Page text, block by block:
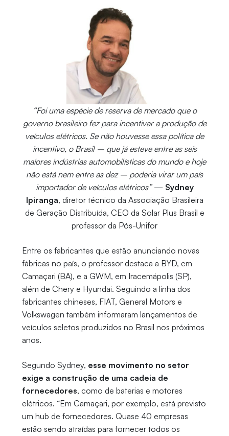
“Foi uma espécie de reserva de mercado que o
governo brasileiro fez para incentivar a produção de
veículos elétricos. Se não houvesse essa política de
incentivo, o Brasil – que já esteve entre as seis
maiores indústrias automobilísticas do mundo e hoje
não está nem entre as dez – poderia virar um país
importador de veículos elétricos”— Sydney
Ipiranga, diretor técnico da Associação Brasileira
de Geração Distribuída, CEO da Solar Plus Brasil e
professor da Pós-Unifor
Entre os fabricantes que estão anunciando novas
fábricas no país, o professor destaca a BYD, em
Camaçari (BA), e a GWM, em Iracemápolis (SP),
além de Chery e Hyundai. Seguindo a linha dos
fabricantes chineses, FIAT, General Motors e
Volkswagen também informaram lançamentos de
veículos seletos produzidos no Brasil nos próximos
anos.
Segundo Sydney, esse movimento no setor
exige a construção de uma cadeia de
fornecedores, como de baterias e motores
elétricos. “Em Camaçari, por exemplo, está previsto
um hub de fornecedores. Quase 40 empresas
estão sendo atraídas para fornecer todos os